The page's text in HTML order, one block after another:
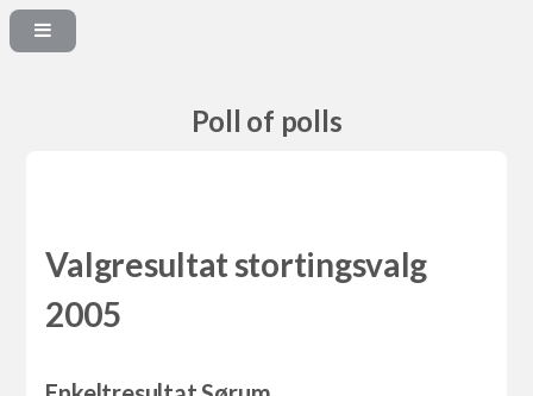
Poll of polls
Valgresultat stortingsvalg
2005